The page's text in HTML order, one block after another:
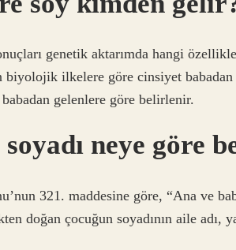
genetik aktarımda hangi
ilkelere göre cinsiyet babadan
gelenlere göre belirlenir.
neye göre
321. maddesine göre, “Ana ve
doğan çocuğun soyadının aile adı,